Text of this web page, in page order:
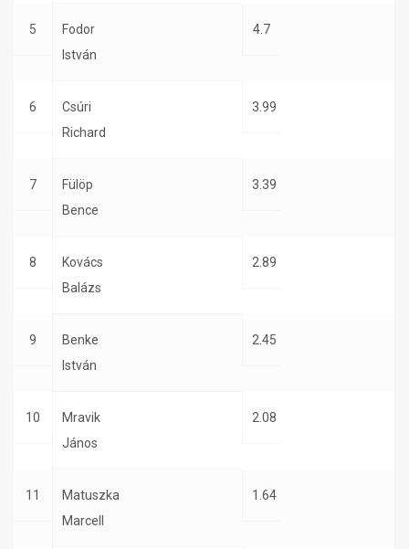
5
Fodor
István
4.7
6
Csúri
Richard
3.99
7
Fülöp
Bence
3.39
8
Kovács
Balázs
2.89
9
Benke
István
2.45
10
Mravik
János
2.08
11
Matuszka
Marcell
1.64